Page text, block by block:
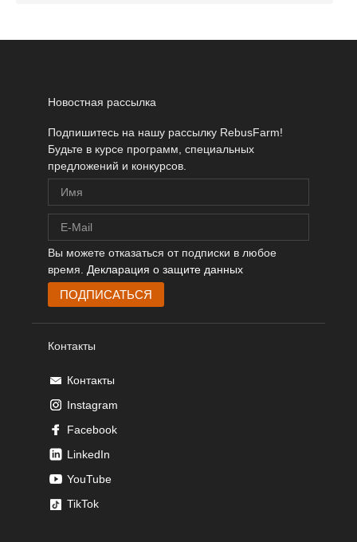
Новостная рассылка
Подпишитесь на нашу рассылку RebusFarm!
Будьте в курсе программ, специальных
предложений и конкурсов.
Вы можете отказаться от подписки в любое
время. Декларация о защите данных
Контакты
Контакты
Instagram
Facebook
LinkedIn
YouTube
TikTok